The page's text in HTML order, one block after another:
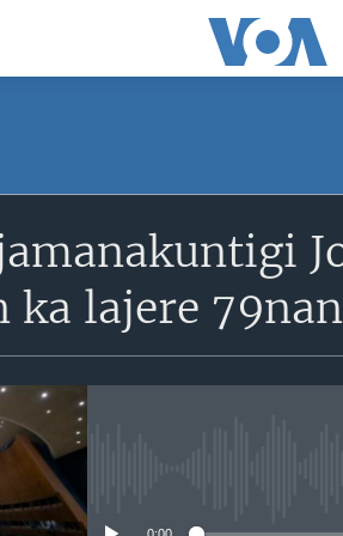
S'abonner
ka lajere 79nan